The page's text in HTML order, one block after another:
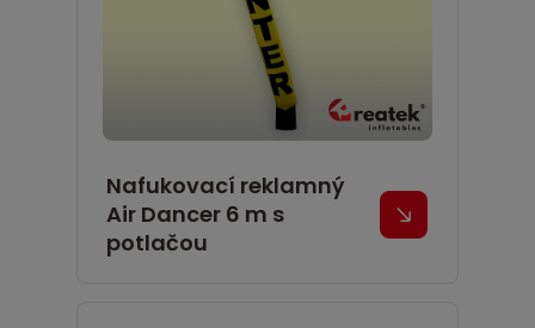
Nafukovací reklamný
Air Dancer 6 m s
potlačou